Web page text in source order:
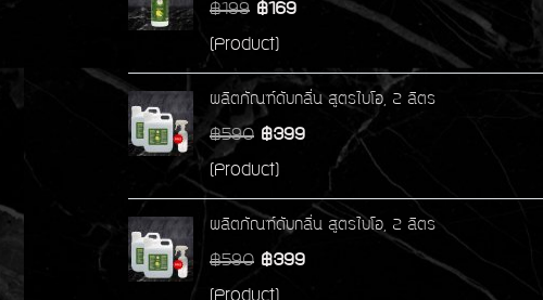
฿199 ฿169
(Product)
ผลิตภัณฑ์ดับกลิ่น สูตรไบโอ, 2 ลิตร
฿590 ฿399
(Product)
ผลิตภัณฑ์ดับกลิ่น สูตรไบโอ, 2 ลิตร
฿590 ฿399